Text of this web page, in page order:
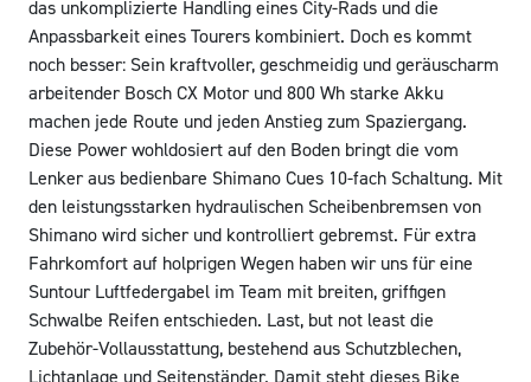
das unkomplizierte Handling eines City-Rads und die
Anpassbarkeit eines Tourers kombiniert. Doch es kommt
noch besser: Sein kraftvoller, geschmeidig und geräuscharm
arbeitender Bosch CX Motor und 800 Wh starke Akku
machen jede Route und jeden Anstieg zum Spaziergang.
Diese Power wohldosiert auf den Boden bringt die vom
Lenker aus bedienbare Shimano Cues 10-fach Schaltung. Mit
den leistungsstarken hydraulischen Scheibenbremsen von
Shimano wird sicher und kontrolliert gebremst. Für extra
Fahrkomfort auf holprigen Wegen haben wir uns für eine
Suntour Luftfedergabel im Team mit breiten, griffigen
Schwalbe Reifen entschieden. Last, but not least die
Zubehör-Vollausstattung, bestehend aus Schutzblechen,
Lichtanlage und Seitenständer. Damit steht dieses Bike